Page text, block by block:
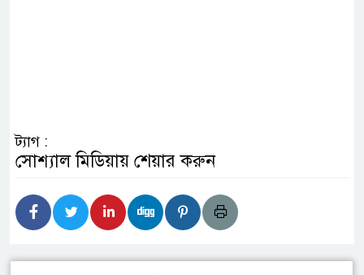
ট্যাগ :
সোশ্যাল মিডিয়ায় শেয়ার করুন